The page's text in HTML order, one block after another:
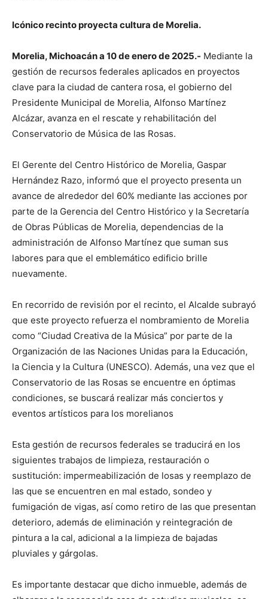
Icónico recinto proyecta cultura de Morelia.
Morelia, Michoacán a 10 de enero de 2025.- Mediante la
gestión de recursos federales aplicados en proyectos
clave para la ciudad de cantera rosa, el gobierno del
Presidente Municipal de Morelia, Alfonso Martínez
Alcázar, avanza en el rescate y rehabilitación del
Conservatorio de Música de las Rosas.
El Gerente del Centro Histórico de Morelia, Gaspar
Hernández Razo, informó que el proyecto presenta un
avance de alrededor del 60% mediante las acciones por
parte de la Gerencia del Centro Histórico y la Secretaría
de Obras Públicas de Morelia, dependencias de la
administración de Alfonso Martínez que suman sus
labores para que el emblemático edificio brille
nuevamente.
En recorrido de revisión por el recinto, el Alcalde subrayó
que este proyecto refuerza el nombramiento de Morelia
como “Ciudad Creativa de la Música” por parte de la
Organización de las Naciones Unidas para la Educación,
la Ciencia y la Cultura (UNESCO). Además, una vez que el
Conservatorio de las Rosas se encuentre en óptimas
condiciones, se buscará realizar más conciertos y
eventos artísticos para los morelianos
Esta gestión de recursos federales se traducirá en los
siguientes trabajos de limpieza, restauración o
sustitución: impermeabilización de losas y reemplazo de
las que se encuentren en mal estado, sondeo y
fumigación de vigas, así como retiro de las que presentan
deterioro, además de eliminación y reintegración de
pintura a la cal, adicional a la limpieza de bajadas
pluviales y gárgolas.
Es importante destacar que dicho inmueble, además de